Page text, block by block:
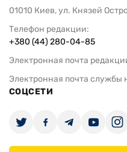
01010 Киев, ул. Князей
Телефон редакции:
+380 (44) 280-04-85
Электронная почта
Электронная почта службы
СОЦСЕТИ